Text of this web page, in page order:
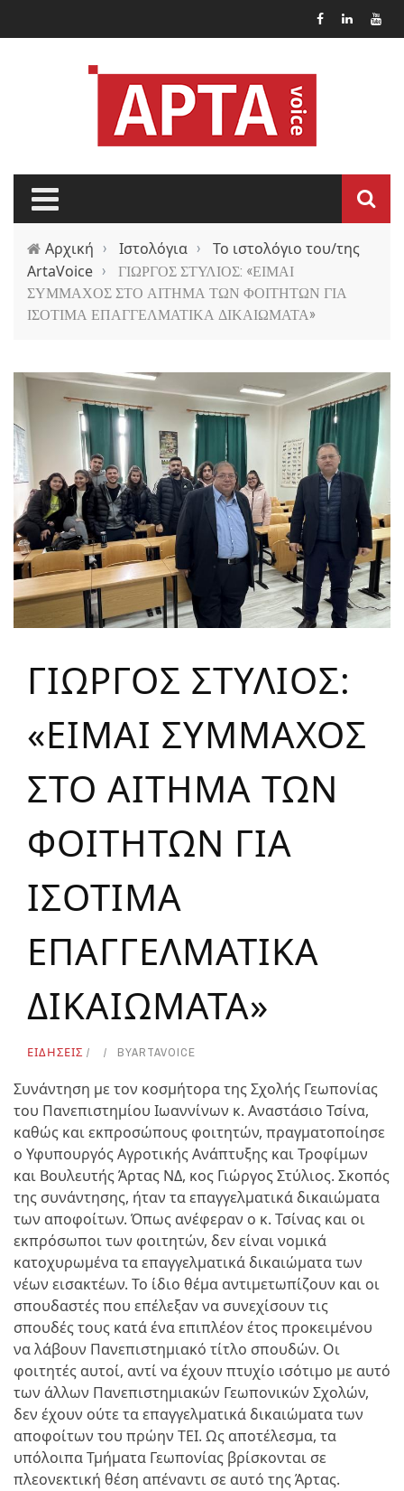
Αρχική › Ιστολόγια ›
Το ιστολόγιο του/της
ArtaVoice ›
ΓΙΩΡΓΟΣ ΣΤΥΛΙΟΣ: «ΕΙΜΑΙ
ΣΥΜΜΑΧΟΣ ΣΤΟ ΑΙΤΗΜΑ ΤΩΝ ΦΟΙΤΗΤΩΝ ΓΙΑ
ΙΣΟΤΙΜΑ ΕΠΑΓΓΕΛΜΑΤΙΚΑ ΔΙΚΑΙΩΜΑΤΑ»
ΓΙΩΡΓΟΣ ΣΤΥΛΙΟΣ:
«ΕΙΜΑΙ ΣΥΜΜΑΧΟΣ
ΣΤΟ ΑΙΤΗΜΑ ΤΩΝ
ΦΟΙΤΗΤΩΝ ΓΙΑ
ΙΣΟΤΙΜΑ
ΕΠΑΓΓΕΛΜΑΤΙΚΑ
ΔΙΚΑΙΩΜΑΤΑ»
ΕΙΔΗΣΕΙΣ BYARTAVOICE
Συνάντηση με τον κοσμήτορα της Σχολής Γεωπονίας
του Πανεπιστημίου Ιωαννίνων κ. Αναστάσιο Τσίνα,
καθώς και εκπροσώπους φοιτητών, πραγματοποίησε
ο Υφυπουργός Αγροτικής Ανάπτυξης και Τροφίμων
και Βουλευτής Άρτας ΝΔ, κος Γιώργος Στύλιος. Σκοπός
της συνάντησης, ήταν τα επαγγελματικά δικαιώματα
των αποφοίτων. Όπως ανέφεραν ο κ. Τσίνας και οι
εκπρόσωποι των φοιτητών, δεν είναι νομικά
κατοχυρωμένα τα επαγγελματικά δικαιώματα των
νέων εισακτέων. Το ίδιο θέμα αντιμετωπίζουν και οι
σπουδαστές που επέλεξαν να συνεχίσουν τις
σπουδές τους κατά ένα επιπλέον έτος προκειμένου
να λάβουν Πανεπιστημιακό τίτλο σπουδών. Οι
φοιτητές αυτοί, αντί να έχουν πτυχίο ισότιμο με αυτό
των άλλων Πανεπιστημιακών Γεωπονικών Σχολών,
δεν έχουν ούτε τα επαγγελματικά δικαιώματα των
αποφοίτων του πρώην ΤΕΙ. Ως αποτέλεσμα, τα
υπόλοιπα Τμήματα Γεωπονίας βρίσκονται σε
πλεονεκτική θέση απέναντι σε αυτό της Άρτας.